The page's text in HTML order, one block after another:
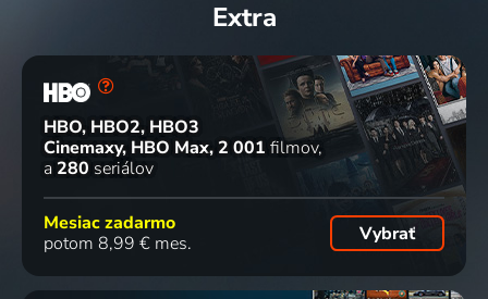
Extra
HBO, HBO2, HBO3
Cinemaxy, HBO Max 2 001 filmov
a 280 seriálov
Mesiac zadarmo
potom 8,99 € mes.
Vybrať